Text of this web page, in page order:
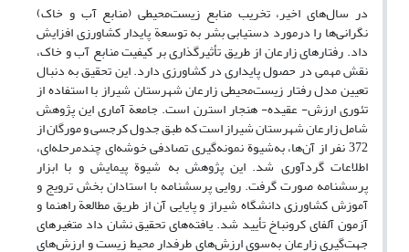
در سال‌های اخیر، تخریب منابع زیست‌محیطی (منابع آب و خاک)
نگرانی‌ها را درمورد دستیابی بشر به توسعة پایدار کشاورزی افزایش
داد. رفتارهای زارعان از طریق تأثیرگذاری بر کیفیت منابع آب و خاک،
نقش مهمی در حصول پایداری در کشاورزی دارد. این تحقیق به دنبال
تعیین مدل رفتار زیست‌محیطی زارعان شهرستان شیراز با استفاده از
تئوری ارزش- عقیده- هنجار استرن است. جامعة آماری این پژوهش
شامل زارعان شهرستان شیراز است که طبق جدول کرجسی و مورگان از
372 نفر از آن‌ها، به‌شیوة نمونه‌گیری تصادفی خوشه‌ای چندمرحله‌ای،
اطلاعات گردآوری شد. این پ‍ژوهش به شیوة پیمایش و با ابزار
پرسشنامه صورت گرفت. روایی پرسشنامه با استادان بخش ترویج و
آموزش کشاورزی دانشگاه شیراز و پایایی آن از طریق مطالعة راهنما و
آزمون آلفای کرونباخ تأیید شد. یافته‌های تحقیق نشان داد متغیرهای
جهت‌گیری زارعان به‌سوی ارزش‌های طرفدار محیط زیست و ارزش‌های